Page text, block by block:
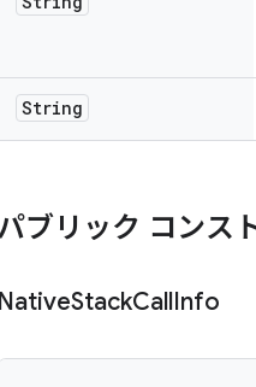
String
ブリック コンス
NativeStackCallInfo